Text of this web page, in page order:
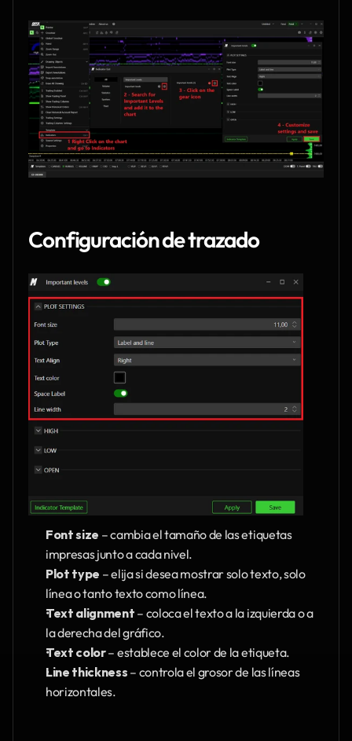
Configuración de trazado
Font size – cambia el tamaño de las etiquetas
impresas junto a cada nivel.
Plot type – elija si desea mostrar solo texto, solo
línea o tanto texto como línea.
Text alignment – coloca el texto a la izquierda o a
la derecha del gráfico.
Text color – establece el color de la etiqueta.
Line thickness – controla el grosor de las líneas
horizontales.